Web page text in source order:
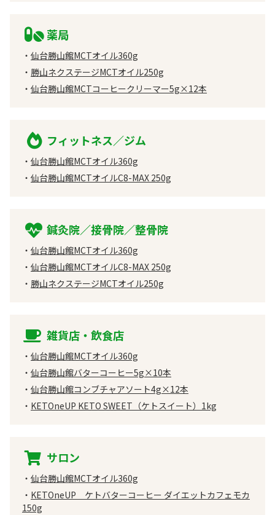
薬局
仙台勝山館MCTオイル360g
勝山ネクステージMCTオイル250g
仙台勝山館MCTコーヒークリーマー5g×12本
フィットネス／ジム
仙台勝山館MCTオイル360g
仙台勝山館MCTオイルC8-MAX 250g
鍼灸院／接骨院／整骨院
仙台勝山館MCTオイル360g
仙台勝山館MCTオイルC8-MAX 250g
勝山ネクステージMCTオイル250g
雑貨店・飲食店
仙台勝山館MCTオイル360g
仙台勝山館バターコーヒー5g×10本
仙台勝山館コンブチャアソート4g×12本
KETOneUP KETO SWEET（ケトスイート）1kg
サロン
仙台勝山館MCTオイル360g
KETOneUP ケトバターコーヒー ダイエットカフェモカ
150g​